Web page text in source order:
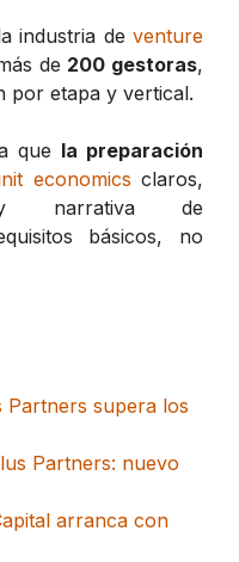
industria deventure
de 200 gestoras,
por etapa y vertical.
que la preparación
economics claros,
narrativa de
básicos, no
Partners supera los
Partners: nuevo
arranca con